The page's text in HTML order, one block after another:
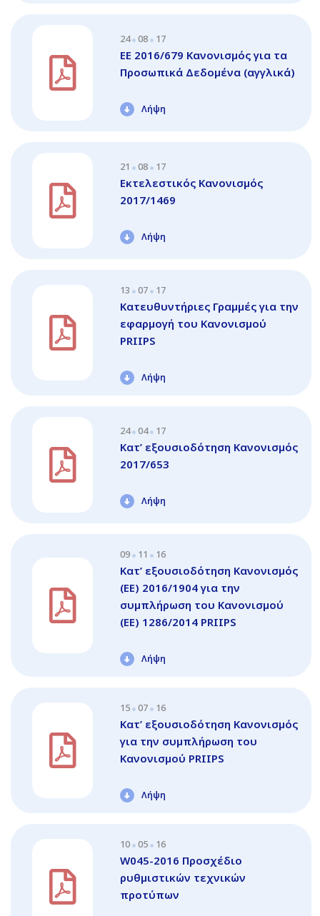
24 08 17
EE 2016/679 Κανονισμός για τα
Προσωπικά Δεδομένα (αγγλικά)
Λήψη
21 08 17
Εκτελεστικός Κανονισμός
2017/1469
Λήψη
13 07 17
Κατευθυντήριες Γραμμές για την
εφαρμογή του Κανονισμού
PRIIPS
Λήψη
24 04 17
Κατ’ εξουσιοδότηση Κανονισμός
2017/653
Λήψη
09 11 16
Κατ’ εξουσιοδότηση Κανονισμός
(EE) 2016/1904 για την
συμπλήρωση του Κανονισμού
(EE) 1286/2014 PRΙIPS
Λήψη
15 07 16
Κατ’ εξουσιοδότηση Κανονισμός
για την συμπλήρωση του
Κανονισμού PRΙIPS
Λήψη
10 05 16
W045-2016 Προσχέδιο
ρυθμιστικών τεχνικών
προτύπων